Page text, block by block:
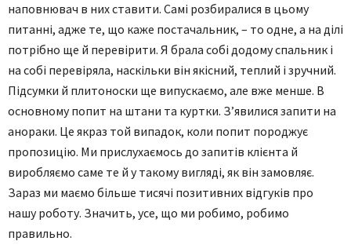
наповнювач в них ставити. Самі розбиралися в цьому
питанні, адже те, що каже постачальник, – то одне, а на ділі
потрібно ще й перевірити. Я брала собі додому спальник і
на собі перевіряла, наскільки він якісний, теплий і зручний.
Підсумки й плитоноски ще випускаємо, але вже менше. В
основному попит на штани та куртки. З’явилися запити на
анораки. Це якраз той випадок, коли попит породжує
пропозицію. Ми прислухаємось до запитів клієнта й
виробляємо саме те й у такому вигляді, як він замовляє.
Зараз ми маємо більше тисячі позитивних відгуків про
нашу роботу. Значить, усе, що ми робимо, робимо
правильно.